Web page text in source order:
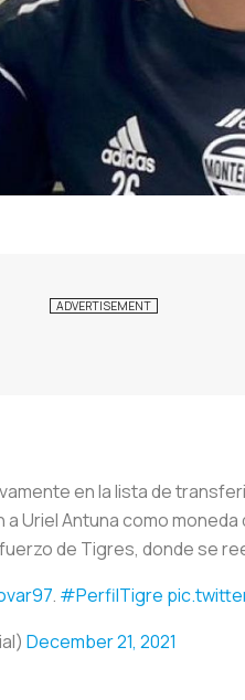
en la lista de
Uriel Antuna como
de Tigres, donde se
. #PerfilTigre
December 21, 2021